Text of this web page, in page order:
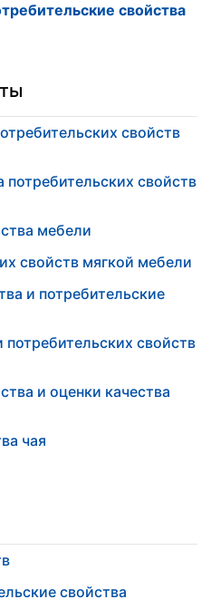
свойства
свойств
потребительских свойств
мебели
свойств мягкой мебели
и потребительские
свойств
и оценки качества
чая
свойства